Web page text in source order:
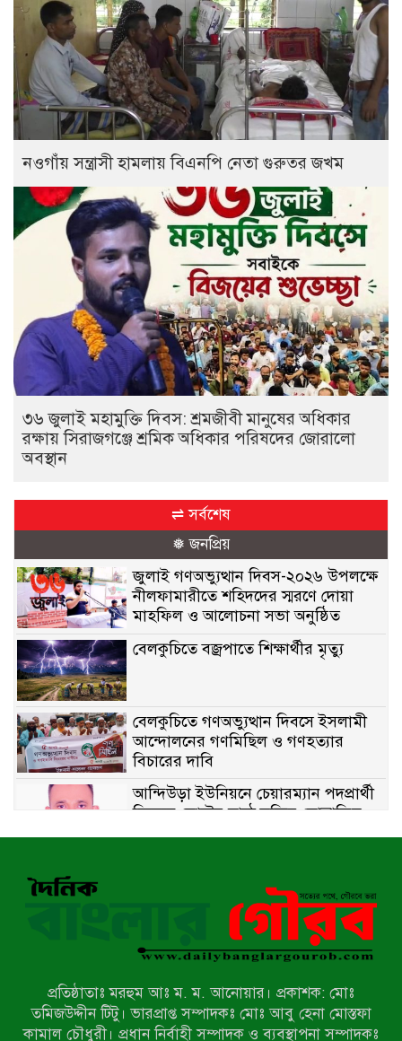
নওগাঁয় সন্ত্রাসী হামলায় বিএনপি নেতা গুরুতর জখম
৩৬ জুলাই মহামুক্তি দিবস: শ্রমজীবী মানুষের অধিকার
রক্ষায় সিরাজগঞ্জে শ্রমিক অধিকার পরিষদের জোরালো
অবস্থান
⇌ সর্বশেষ
❅ জনপ্রিয়
জুলাই গণঅভ্যুত্থান দিবস-২০২৬ উপলক্ষে
নীলফামারীতে শহিদদের স্মরণে দোয়া
মাহফিল ও আলোচনা সভা অনুষ্ঠিত
বেলকুচিতে বজ্রপাতে শিক্ষার্থীর মৃত্যু
বেলকুচিতে গণঅভ্যুত্থান দিবসে ইসলামী
আন্দোলনের গণমিছিল ও গণহত্যার
বিচারের দাবি
আন্দিউড়া ইউনিয়নে চেয়ারম্যান পদপ্রার্থী
হিসেবে ভোটের মাঠে সক্রিয় মোত্তাকিম
চৌধুরী
নওগাঁয় সন্ত্রাসী হামলায় বিএনপি নেতা
গুরুতর জখম
টেকনাফের পাহাড়ে র‍্যাবের অভিযান:
অপহৃত ৩ রোহিঙ্গা উদ্ধার, গ্রেপ্তার ১
প্রতিষ্ঠাতাঃ মরহুম আঃ ম. ম. আনোয়ার। প্রকাশক: মোঃ
তমিজউদ্দীন টিটু। ভারপ্রাপ্ত সম্পাদকঃ মোঃ আবু হেনা মোস্তফা
কামাল চৌধুরী। প্রধান নির্বাহী সম্পাদক ও ব্যবস্থাপনা সম্পাদকঃ